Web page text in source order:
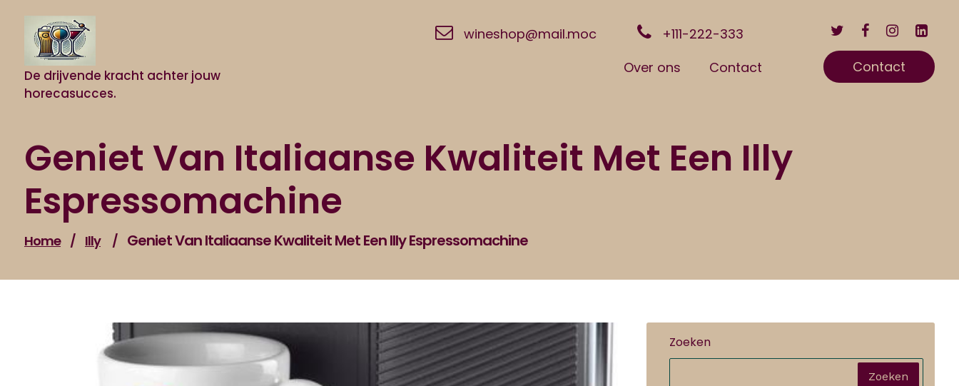
inhoud
De drijvende kracht achter jouw
horecasucces.
wineshop@mail.moc
+111-222-333
Over ons
Contact Contact
Geniet Van Italiaanse Kwaliteit Met Een Illy
Espressomachine
Home / Illy / Geniet Van Italiaanse Kwaliteit Met Een Illy Espressomachine
Zoeken
Zoeken